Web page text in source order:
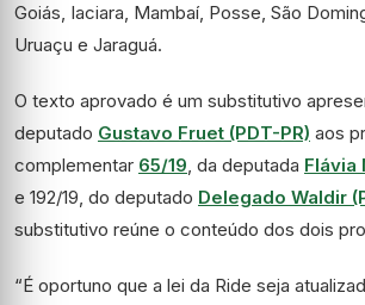
Goiás, Iaciara, Mambaí, Posse, São
Uruaçu e Jaraguá.
O texto aprovado é um substitutivo
deputado Gustavo Fruet (PDT-PR) aos
complementar 65/19, da deputada Flávia
e 192/19, do deputado Delegado Waldir
substitutivo reúne o conteúdo dos dois
“É oportuno que a lei da Ride seja